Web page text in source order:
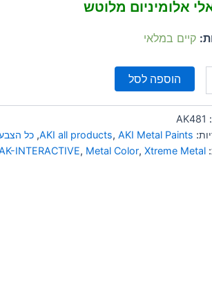
אלומיניום מלוטש
קיים במלאי
הוספה לסל
AK481
AKI all products, AKI Metal Paints
, כל
INTERACTIVE, Metal Color, Xtreme Metal